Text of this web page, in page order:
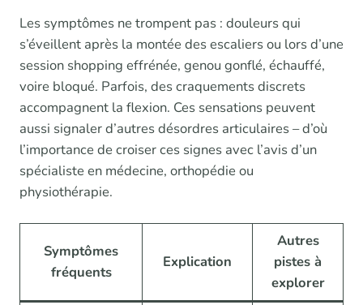
Les symptômes ne trompent pas : douleurs qui
s’éveillent après la montée des escaliers ou lors d’une
session shopping effrénée, genou gonflé, échauffé,
voire bloqué. Parfois, des craquements discrets
accompagnent la flexion. Ces sensations peuvent
aussi signaler d’autres désordres articulaires – d’où
l’importance de croiser ces signes avec l’avis d’un
spécialiste en médecine, orthopédie ou
physiothérapie.
Symptômes
fréquents
Explication
Autres
pistes à
explorer